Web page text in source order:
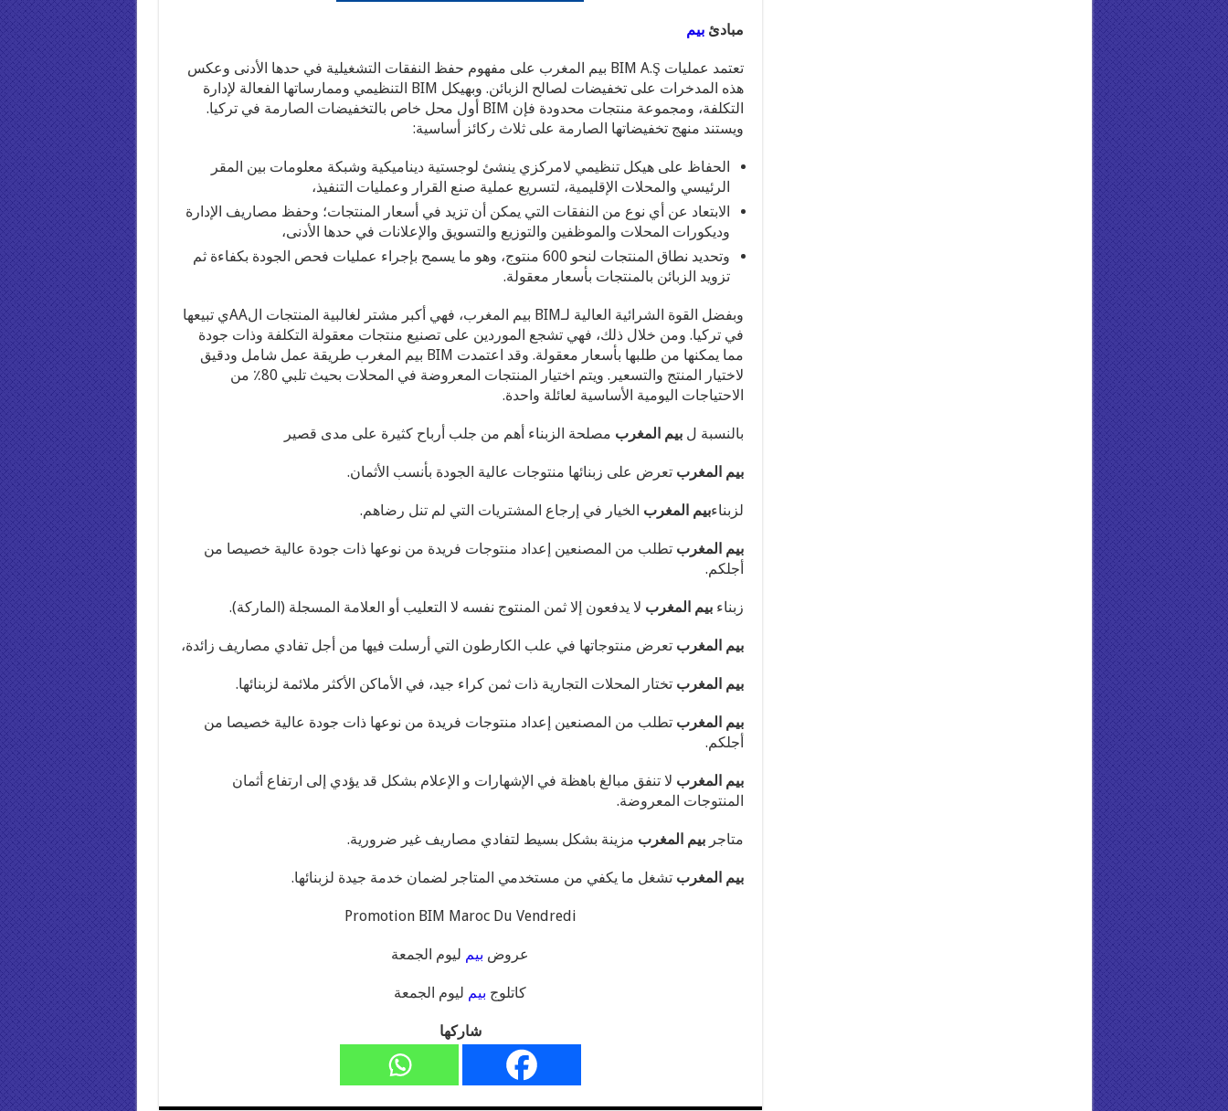
مبادئبيم
تعتمد عمليات BIM A.Ş بيم المغرب على مفهوم حفظ النفقات التشغيلية في حدها الأدنى وعكس
هذه المدخرات على تخفيضات لصالح الزبائن. وبهيكل BIM التنظيمي وممارساتها الفعالة لإدارة
التكلفة، ومجموعة منتجات محدودة فإن BIM أول محل خاص بالتخفيضات الصارمة في تركيا.
ويستند منهج تخفيضاتها الصارمة على ثلاث ركائز أساسية:
الحفاظ على هيكل تنظيمي لامركزي ينشئ لوجستية ديناميكية وشبكة معلومات بين المقر
الرئيسي والمحلات الإقليمية، لتسريع عملية صنع القرار وعمليات التنفيذ،
الابتعاد عن أي نوع من النفقات التي يمكن أن تزيد في أسعار المنتجات؛ وحفظ مصاريف الإدارة
وديكورات المحلات والموظفين والتوزيع والتسويق والإعلانات في حدها الأدنى،
وتحديد نطاق المنتجات لنحو 600 منتوج، وهو ما يسمح بإجراء عمليات فحص الجودة بكفاءة ثم
تزويد الزبائن بالمنتجات بأسعار معقولة.
وبفضل القوة الشرائية العالية لـBIM بيم المغرب، فهي أكبر مشتر لغالبية المنتجات الAAي تبيعها
في تركيا. ومن خلال ذلك، فهي تشجع الموردين على تصنيع منتجات معقولة التكلفة وذات جودة
مما يمكنها من طلبها بأسعار معقولة. وقد اعتمدت BIM بيم المغرب طريقة عمل شامل ودقيق
لاختيار المنتج والتسعير. ويتم اختيار المنتجات المعروضة في المحلات بحيث تلبي 80٪ من
الاحتياجات اليومية الأساسية لعائلة واحدة.
بالنسبة ل بيم المغرب مصلحة الزبناء أھم من جلب أرباح كثيرة على مدى قصير
بيم المغرب تعرض على زبنائھا منتوجات عالية الجودة بأنسب الأثمان.
لزبناءبيم المغرب الخيار في إرجاع المشتريات التي لم تنل رضاھم.
بيم المغرب تطلب من المصنعين إعداد منتوجات فريدة من نوعھا ذات جودة عالية خصيصا من
أجلكم.
زبناءبيم المغرب لا يدفعون إلا ثمن المنتوج نفسه لا التعليب أو العلامة المسجلة (الماركة).
بيم المغرب تعرض منتوجاتھا في علب الكارطون التي أرسلت فيھا من أجل تفادي مصاريف زائدة،
بيم المغرب تختار المحلات التجارية ذات ثمن كراء جيد، في الأماكن الأكثر ملائمة لزبنائھا.
بيم المغرب تطلب من المصنعين إعداد منتوجات فريدة من نوعھا ذات جودة عالية خصيصا من
أجلكم.
بيم المغرب لا تنفق مبالغ باھظة في الإشھارات و الإعلام بشكل قد يؤدي إلى ارتفاع أثمان
المنتوجات المعروضة.
متاجربيم المغرب مزينة بشكل بسيط لتفادي مصاريف غير ضرورية.
بيم المغرب تشغل ما يكفي من مستخدمي المتاجر لضمان خدمة جيدة لزبنائھا.
Promotion BIM Maroc Du Vendredi
عروض بيم ليوم الجمعة
كاتلوج بيم ليوم الجمعة
شاركها